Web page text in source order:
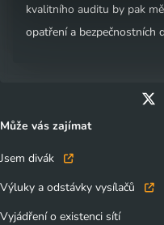
pokračujte dál na naše
maximálně po dobu 12
kvalitního auditu by pak
opatření a bezpečnostních
Může vás zajímat
Jsem divák
Výluky a odstávky vysílačů
Vyjádření o existenci sítí